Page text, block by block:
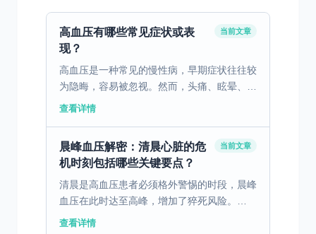
高血压有哪些常见症状或表
现？
当前文章
高血压是一种常见的慢性病，早期症状往往较
为隐晦，容易被忽视。然而，头痛、眩晕、耳
鸣和视觉模糊等轻微症状，可能成为高血压的
查看详情
晨峰血压解密：清晨心脏的危
机时刻包括哪些关键要点？
当前文章
清晨是高血压患者必须格外警惕的时段，晨峰
血压在此时达至高峰，增加了猝死风险。
一、高血压及其晨峰血压现象 高血压具有动
查看详情